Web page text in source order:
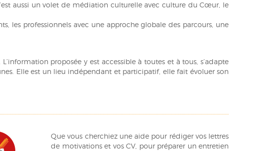
aussi un volet de médiation culturelle avec culture du Cœur, le
les professionnels avec une approche globale des parcours, une
proposée y est accessible à toutes et à tous, s’adapte
Elle est un lieu indépendant et participatif, elle fait évoluer son
Que vous cherchiez une aide pour rédiger vos lettres
de motivations et vos CV, pour préparer un entretien